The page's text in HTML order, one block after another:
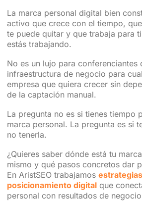
La marca personal digital bien
activo que crece con el tiempo,
te puede quitar y que trabaja para
estás trabajando.
No es un lujo para conferenciantes
infraestructura de negocio para
empresa que quiera crecer sin
de la captación manual.
La pregunta no es si tienes tiempo
marca personal. La pregunta es si
no tenerla.
¿Quieres saber dónde está tu
mismo y qué pasos concretos dar
En AristSEO trabajamos
posicionamiento digital que
personal con resultados de